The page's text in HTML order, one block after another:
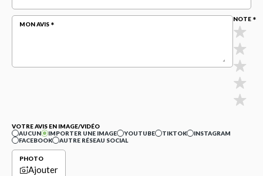
MON AVIS
NOTE
VOTRE AVIS EN IMAGE/VIDÉO
AUCUN
IMPORTER UNE IMAGE YOUTUBE TIKTOK
INSTAGRAM
FACEBOOK
AUTRE RÉSEAU SOCIAL
PHOTO
Ajouter